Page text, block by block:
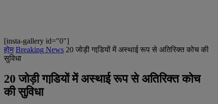
[insta-gallery id="0"]
होम Breaking News 20 जोड़ी गाडि़यों में अस्‍थाई रूप से अतिरिक्‍त कोच की
सुविधा
20 जोड़ी गाडि़यों में अस्‍थाई रूप से अतिरिक्‍त कोच
की सुविधा